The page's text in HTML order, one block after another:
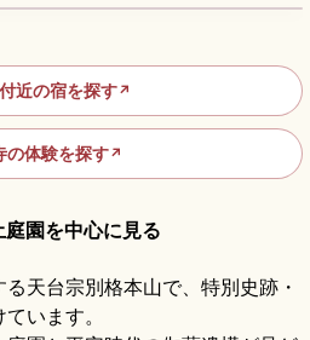
近の宿を探す↗
の体験を探す↗
園を中心に見る
天台宗別格本山で、特別史跡・
います。